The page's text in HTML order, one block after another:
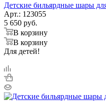
Детские бильярдные шары
Арт.: 123055
5 650 руб.
В корзину
В корзину
Для детей!